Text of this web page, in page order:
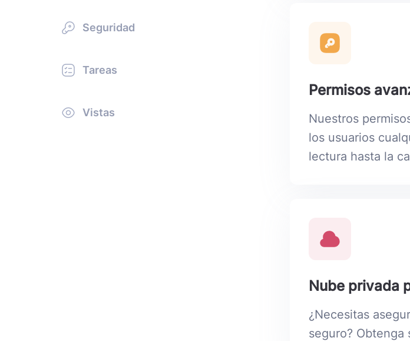
Seguridad
Tareas
Vistas
Permisos
Nuestros
los usuarios
lectura hasta la
Nube privada
¿Necesitas
seguro? Obtenga